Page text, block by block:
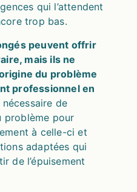
qui l’attendent
trop bas.
peuvent offrir
mais ils ne
du problème
professionnel en
de
problème pour
à celle-ci et
adaptées qui
de l’épuisement